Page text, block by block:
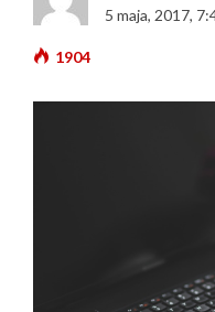
5 maja, 2017,
1904